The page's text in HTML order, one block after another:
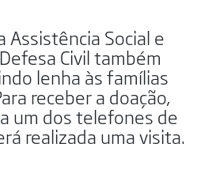
Assistência Social e
Civil também
lenha às famílias
receber a doação,
um dos telefones de
realizada uma visita.